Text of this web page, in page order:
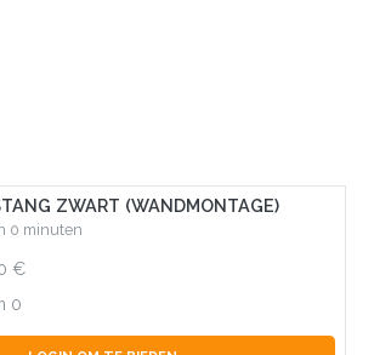
ZWART (WANDMONTAGE)
0 minuten
0